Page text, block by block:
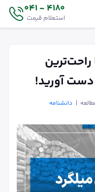
4180 - 041
استعلام قیمت
راحت‌ترین
دست آورید!
دانشنامه